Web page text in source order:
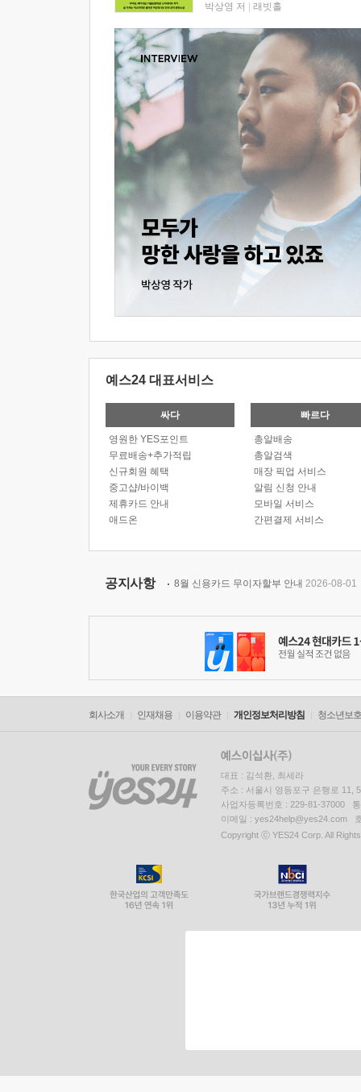
박상영 저 래빗홀
예스24 대표서비스
싸다
영원한 YES포인트
무료배송+추가적립
신규회원 혜택
중고샵/바이백
제휴카드 안내
애드온
빠르다
총알배송
총알검색
매장 픽업 서비스
알림 신청 안내
모바일 서비스
간편결제 서비스
공지사항 8월 신용카드 무이자할부 안내 2026-08-01
회사소개 인재채용 이용약관 개인정보처리방침 청소년보
대표 : 김석환, 최세라
주소 : 서울시 영등포구 은행로 11,
사업자등록번호 : 229-81-37000
이메일 : yes24help@yes24.com
Copyright ⓒ YES24 Corp. All